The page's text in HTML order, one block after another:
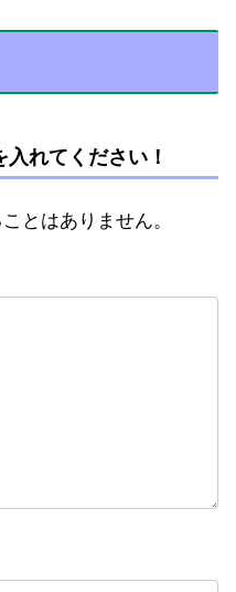
れてください！
とはありません。